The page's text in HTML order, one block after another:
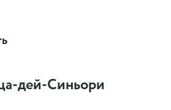
дей-Синьори